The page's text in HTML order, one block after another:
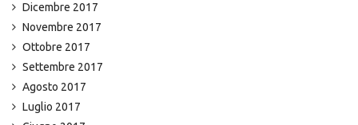
Dicembre 2017
Novembre 2017
Ottobre 2017
Settembre 2017
Agosto 2017
Luglio 2017